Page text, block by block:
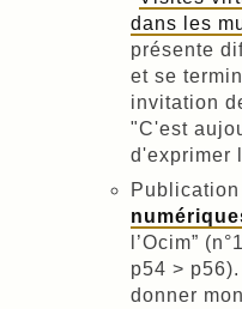
dans les
présente
et se
invitation
"C'est
d'exprimer
Publication
l’Ocim”
p54 >
donner